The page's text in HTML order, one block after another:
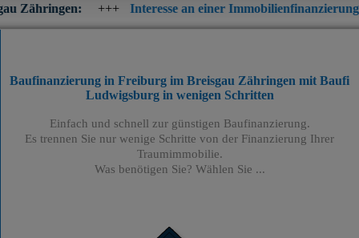
+++ Interesse an einer Immobilienfinanzierung? Prüfen Sie
Baufinanzierung in Freiburg im Breisgau Zähringen mit Baufi
Ludwigsburgin wenigen Schritten
Einfach und schnell zur günstigen Baufinanzierung.
Es trennen Sie nur wenige Schritte von der Finanzierung Ihrer
Traumimmobilie.
Was benötigen Sie? Wählen Sie ...